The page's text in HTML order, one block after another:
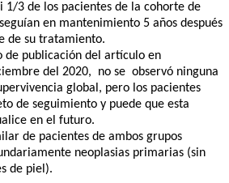
1/3 de los pacientes de la cohorte de
en mantenimiento 5 años después
de su tratamiento.
de publicación del artículo en
del 2020,  no se  observó ninguna
global, pero los pacientes
de seguimiento y puede que esta
en el futuro.
de pacientes de ambos grupos
neoplasias primarias (sin
de piel).